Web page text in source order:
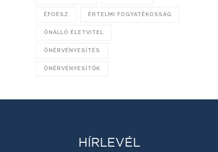
ÉFOÉSZ ÉRTELMI FOGYATÉKOSSÁG
ÖNÁLLÓ ÉLETVITEL
ÖNÉRVÉNYESÍTÉS
ÖNÉRVÉNYESÍTŐK
HÍRLEVÉL